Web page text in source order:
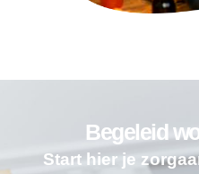
Begeleid
Start hier je